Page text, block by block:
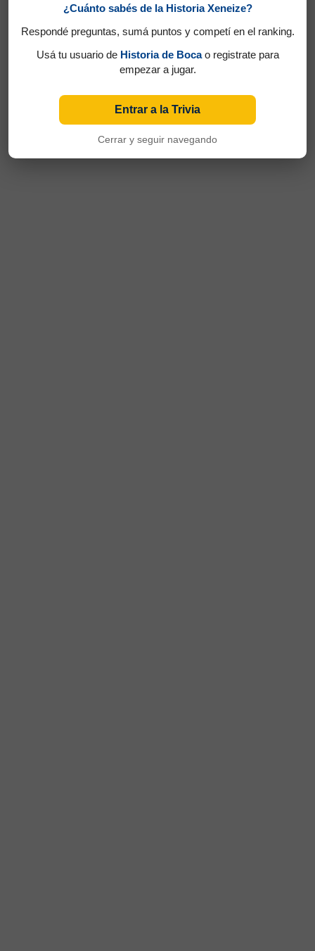
¿Cuánto sabés de la Historia Xeneize?
Respondé preguntas, sumá puntos y competí en el ranking.
Usá tu usuario de Historia de Bocao registrate para
empezar a jugar.
Entrar a la Trivia
Cerrar y seguir navegando